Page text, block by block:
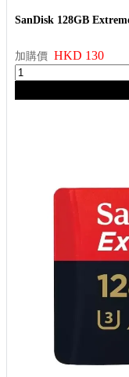
SanDisk 128GB
加購價 HKD 130